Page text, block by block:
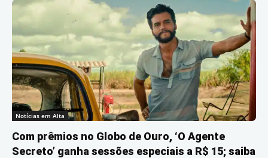
Notícias em Alta
Com prêmios no Globo de Ouro, ‘O Agente
Secreto’ ganha sessões especiais a R$ 15; saiba